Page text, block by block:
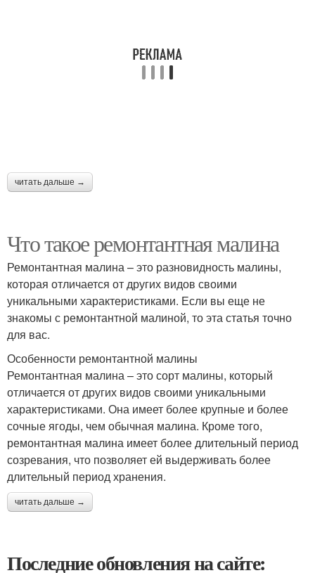
читать дальше →
Что такое ремонтантная малина
Ремонтантная малина – это разновидность малины,
которая отличается от других видов своими
уникальными характеристиками. Если вы еще не
знакомы с ремонтантной малиной, то эта статья точно
для вас.
Особенности ремонтантной малины
Ремонтантная малина – это сорт малины, который
отличается от других видов своими уникальными
характеристиками. Она имеет более крупные и более
сочные ягоды, чем обычная малина. Кроме того,
ремонтантная малина имеет более длительный период
созревания, что позволяет ей выдерживать более
длительный период хранения.
читать дальше →
Последние обновления на сайте: